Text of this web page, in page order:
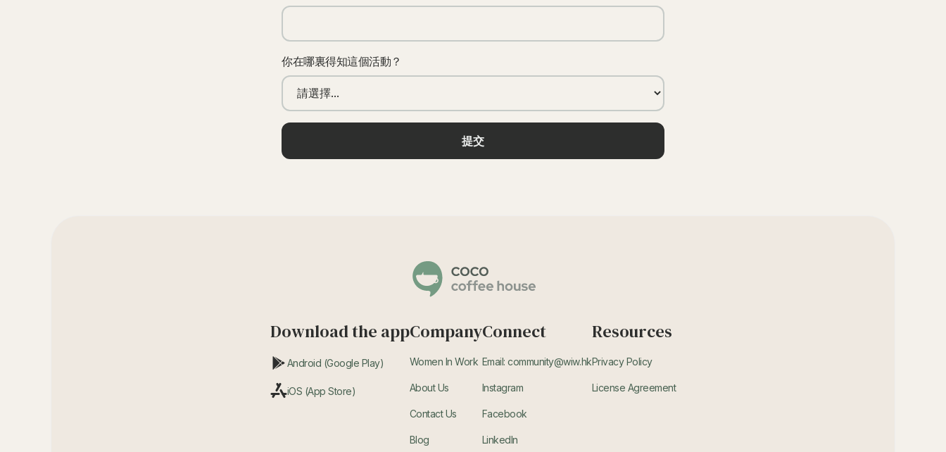
你在哪裏得知這個活動？
Download the app
Android (Google Play)
iOS (App Store)
Company
Women In Work
About Us
Contact Us
Blog
Connect
Email: community@wiw.hk
Instagram
Facebook
LinkedIn
Resources
Privacy Policy
License Agreement